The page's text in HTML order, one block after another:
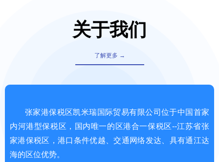
张家港保税区凯米瑞国际贸易有限公司位于中国首家
内河港型保税区，国内唯一的区港合一保税区--江苏省张
家港保税区，港口条件优越、交通网络发达、具有通江达
海的区位优势。
关于我们
了解更多 →